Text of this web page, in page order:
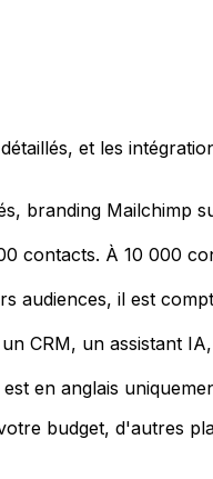
et les
branding Mailchimp
contacts. À 10 000
audiences, il est
CRM, un assistant
en anglais
budget, d'autres